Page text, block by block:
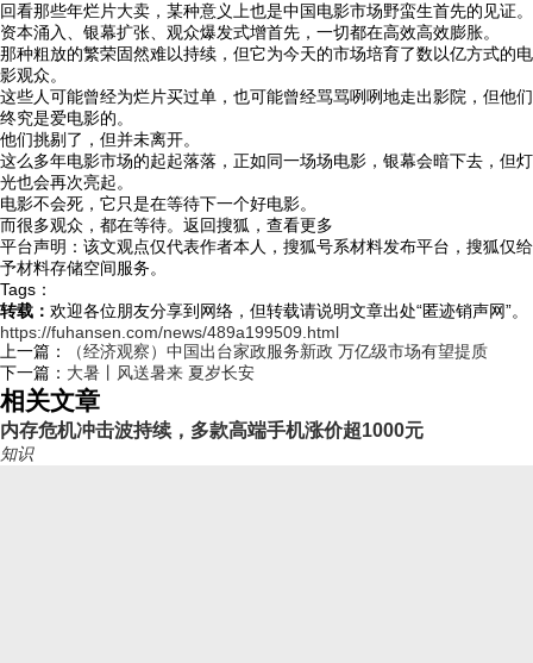
回看那些年烂片大卖，某种意义上也是中国电影市场野蛮生首先的见证。
资本涌入、银幕扩张、观众爆发式增首先，一切都在高效高效膨胀。
那种粗放的繁荣固然难以持续，但它为今天的市场培育了数以亿方式的电
影观众。
这些人可能曾经为烂片买过单，也可能曾经骂骂咧咧地走出影院，但他们
终究是爱电影的。
他们挑剔了，但并未离开。
这么多年电影市场的起起落落，正如同一场场电影，银幕会暗下去，但灯
光也会再次亮起。
电影不会死，它只是在等待下一个好电影。
而很多观众，都在等待。返回搜狐，查看更多
平台声明：该文观点仅代表作者本人，搜狐号系材料发布平台，搜狐仅给
予材料存储空间服务。
Tags：
转载： 欢迎各位朋友分享到网络，但转载请说明文章出处“匿迹销声网”。
https://fuhansen.com/news/489a199509.html
上一篇：
（经济观察）中国出台家政服务新政 万亿级市场有望提质
下一篇： 大暑丨风送暑来 夏岁长安
相关文章
内存危机冲击波持续，多款高端手机涨价超1000元
知识